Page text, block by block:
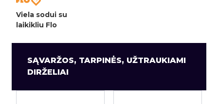
Viela sodui su
laikikliu Flo
SĄVARŽOS, TARPINĖS, UŽTRAUKIAMI
DIRŽELIAI